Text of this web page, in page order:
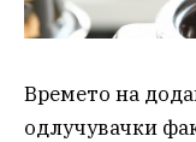
Времето на
одлучувачки